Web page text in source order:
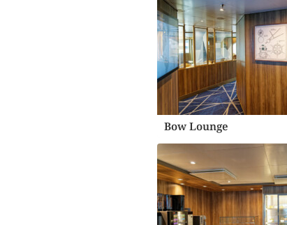
Bow Lounge